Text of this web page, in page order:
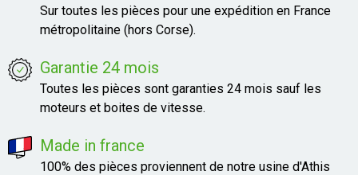
Sur toutes les pièces pour une expédition en France
métropolitaine (hors Corse).
Garantie 24 mois
Toutes les pièces sont garanties 24 mois sauf les
moteurs et boites de vitesse.
Made in france
100% des pièces proviennent de notre usine d'Athis